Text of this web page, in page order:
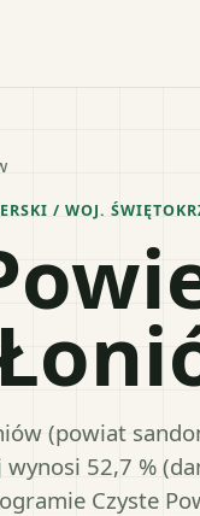
/ WOJ.
(powiat
52,7 %
Czyste